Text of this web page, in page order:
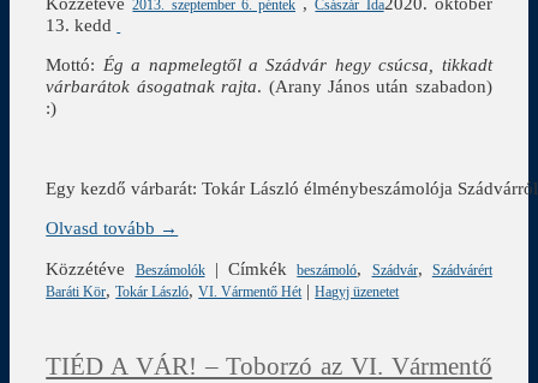
2013. szeptember 6. péntek Császár Ida
13. kedd
Mottó: Ég a napmelegtől a Szádvár hegy csúcsa, tikkadt
várbarátok ásogatnak rajta. (Arany János után szabadon)
:)
Egy kezdő várbarát: Tokár László élménybeszámolója Szádvárról
Olvasd tovább →
Közzétéve
Beszámolók|Címkék beszámoló, Szádvár,
Szádvárért
Baráti Kör,Tokár László,VI. Vármentő Hét |Hagyj üzenetet
TIÉD A VÁR! – Toborzó az VI. Vármentő